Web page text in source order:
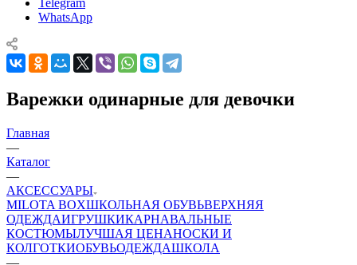
Telegram
WhatsApp
Варежки одинарные для девочки
Главная
—
Каталог
—
АКСЕССУАРЫ
MILOTA BOXШКОЛЬНАЯ ОБУВЬВЕРХНЯЯ
ОДЕЖДАИГРУШКИКАРНАВАЛЬНЫЕ
КОСТЮМЫЛУЧШАЯ ЦЕНАНОСКИ И
КОЛГОТКИОБУВЬОДЕЖДАШКОЛА
—